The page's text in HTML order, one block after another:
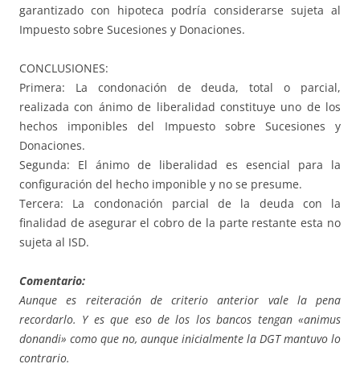
garantizado con hipoteca podría considerarse sujeta al
Impuesto sobre Sucesiones y Donaciones.
CONCLUSIONES:
Primera: La condonación de deuda, total o parcial,
realizada con ánimo de liberalidad constituye uno de los
hechos imponibles del Impuesto sobre Sucesiones y
Donaciones.
Segunda: El ánimo de liberalidad es esencial para la
configuración del hecho imponible y no se presume.
Tercera: La condonación parcial de la deuda con la
finalidad de asegurar el cobro de la parte restante esta no
sujeta al ISD.
Comentario:
Aunque es reiteración de criterio anterior vale la pena
recordarlo. Y es que eso de los los bancos tengan «animus
donandi» como que no, aunque inicialmente la DGT mantuvo lo
contrario.